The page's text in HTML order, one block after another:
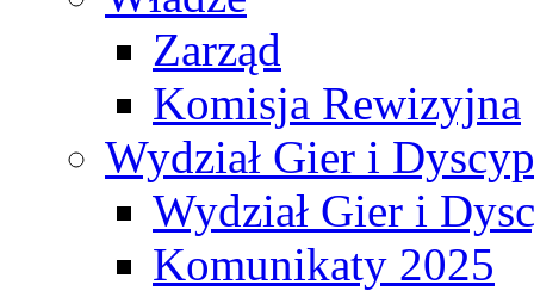
Zarząd
Komisja Rewizyjna
Wydział Gier i
Wydział Gier i
Komunikaty 2025